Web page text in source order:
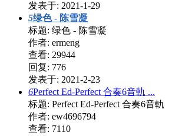
发表于: 2021-1-29
5绿色 - 陈雪凝
标题: 绿色 - 陈雪凝
作者: ermeng
查看: 29944
回复: 776
发表于: 2021-2-23
6Perfect Ed-Perfect 合奏6音軌 ...
标题: Perfect Ed-Perfect 合奏6音軌
作者: ew4696794
查看: 7110